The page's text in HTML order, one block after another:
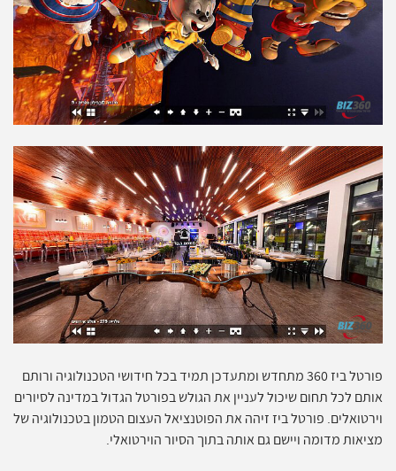
פורטל ביז 360 מתחדש ומתעדכן תמיד בכל חידושי הטכנולוגיה ורותם
אותם לכל תחום שיכול לעניין את הגולש בפורטל הגדול במדינה לסיורים
וירטואלים. פורטל ביז זיהה את הפוטנציאל העצום הטמון בטכנולוגיה של
מציאות מדומה ויישם גם אותה בתוך הסיור הוירטואלי.